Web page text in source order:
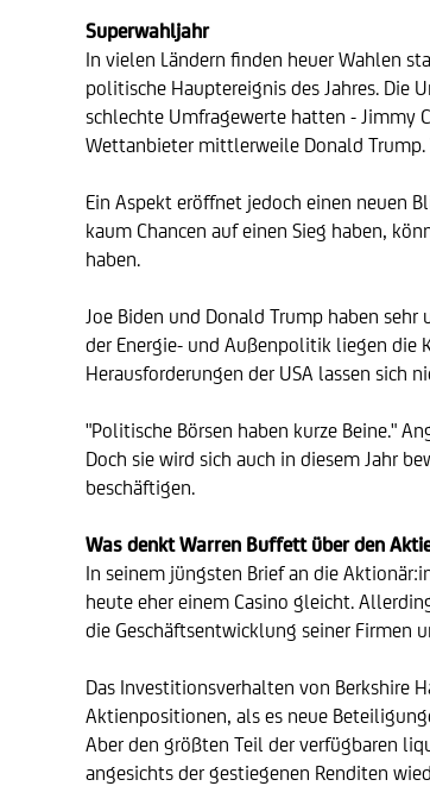
Superwahljahr
In vielen Ländern finden heuer Wahlen
politische Hauptereignis des Jahres. Die
schlechte Umfragewerte hatten - Jimmy
Wettanbieter mittlerweile Donald
Ein Aspekt eröffnet jedoch einen neuen
kaum Chancen auf einen Sieg haben,
haben.
Joe Biden und Donald Trump haben
der Energie- und Außenpolitik liegen die
Herausforderungen der USA lassen sich
"Politische Börsen haben kurze Beine."
Doch sie wird sich auch in diesem Jahr
beschäftigen.
Was denkt Warren Buffett über den
In seinem jüngsten Brief an die
heute eher einem Casino gleicht.
die Geschäftsentwicklung seiner Firmen
Das Investitionsverhalten von Berkshire
Aktienpositionen, als es neue
Aber den größten Teil der verfügbaren
angesichts der gestiegenen Renditen